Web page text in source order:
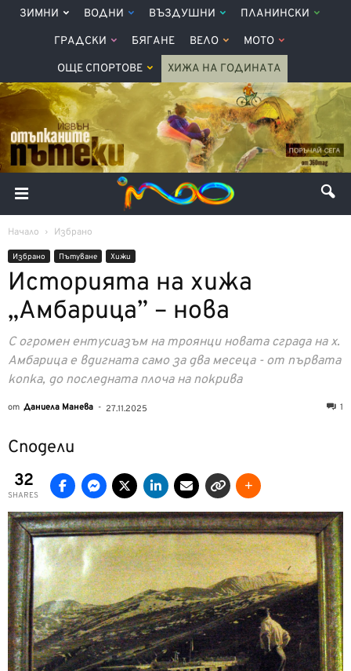
ЗИМНИ ВОДНИ ВЪЗДУШНИ ПЛАНИНСКИ
ГРАДСКИ БЯГАНЕ ВЕЛО МОТО
ОЩЕ СПОРТОВЕ ХИЖА НА ГОДИНАТА
Начало Избрано
Избрано Пътуване Хижи
Историята на хижа
„Амбарица” – нова
С огромен ентусиазъм на троянци новата сграда на х.
Амбарица е вдигната само за два месеца - от първата
копка, до последната плоча на покрива
от Даниела Манева - 27.11.2025 1
Сподели
32
SHARES